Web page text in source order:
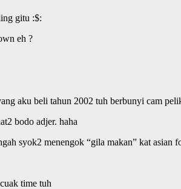
gitu :$:
eh ?
aku beli tahun 2002 tuh berbunyi cam
bodo adjer. haha
syok2 menengok “gila makan” kat
time tuh